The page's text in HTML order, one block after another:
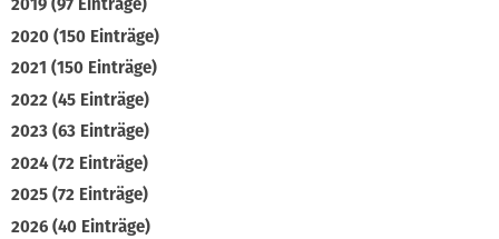
2019 (97 Einträge)
2020 (150 Einträge)
2021 (150 Einträge)
2022 (45 Einträge)
2023 (63 Einträge)
2024 (72 Einträge)
2025 (72 Einträge)
2026 (40 Einträge)